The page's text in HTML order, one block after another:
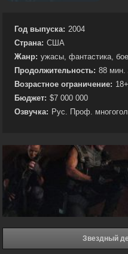
Год выпуска: 2004
Страна: США
Жанр: ужасы, фантастика,
Продолжительность: 88 мин.
Возрастное ограничение: 18+
Бюджет: $7 000 000
Озвучка: Рус. Проф.
Звездный